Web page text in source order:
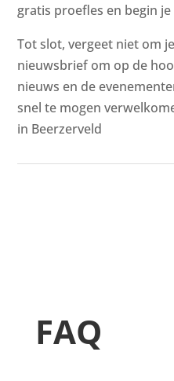
gratis proefles en begin je
Tot slot, vergeet niet om
nieuwsbrief om op de
nieuws en de
snel te mogen
in Beerzerveld
FAQ